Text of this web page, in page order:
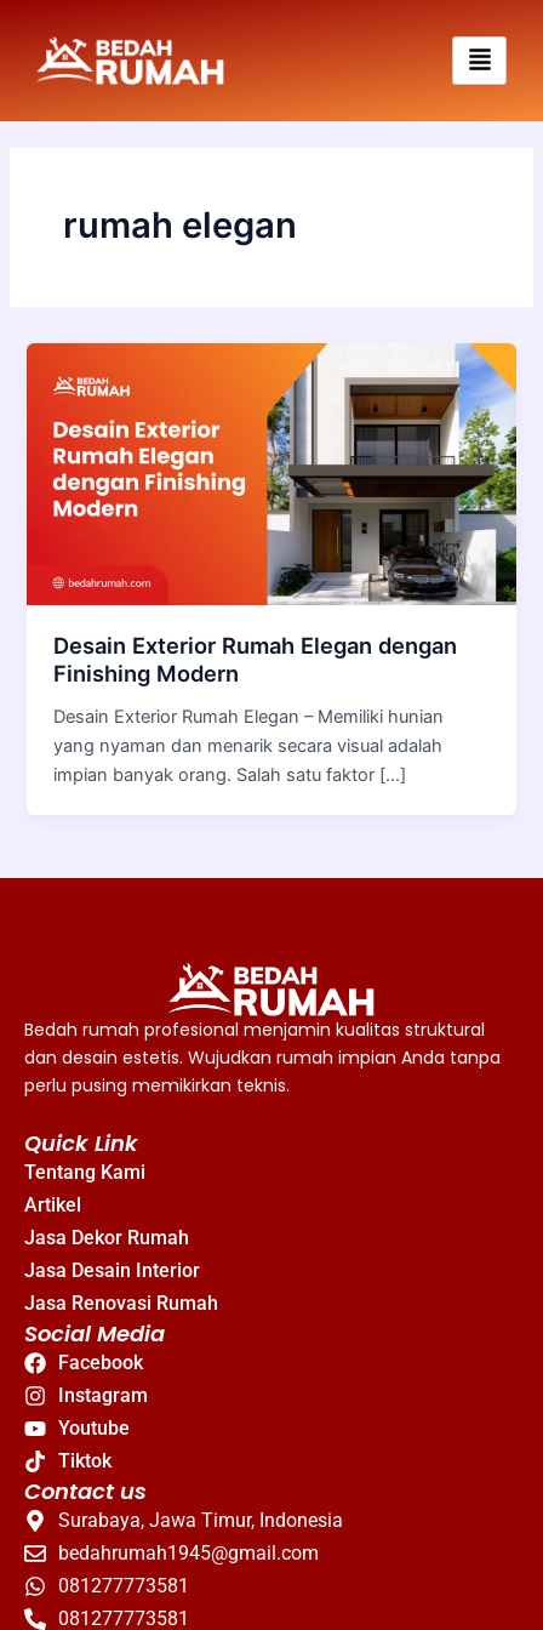
content
rumah elegan
Desain Exterior Rumah Elegan dengan
Finishing Modern
Desain Exterior Rumah Elegan – Memiliki hunian
yang nyaman dan menarik secara visual adalah
impian banyak orang. Salah satu faktor […]
Bedah rumah profesional menjamin kualitas struktural
dan desain estetis. Wujudkan rumah impian Anda tanpa
perlu pusing memikirkan teknis.
Quick Link
Tentang Kami
Artikel
Jasa Dekor Rumah
Jasa Desain Interior
Jasa Renovasi Rumah
Social Media
Facebook
Instagram
Youtube
Tiktok
Contact us
Surabaya, Jawa Timur, Indonesia
bedahrumah1945@gmail.com
081277773581
081277773581